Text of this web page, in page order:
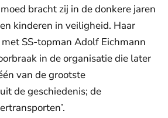
bracht zij in de donkere jaren
kinderen in veiligheid. Haar
SS-topman Adolf Eichmann
in de organisatie die later
van de grootste
de geschiedenis; de